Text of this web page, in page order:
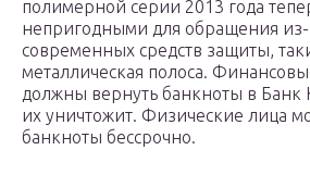
полимерной серии 2013 года
непригодными для обращения из-
современных средств защиты,
металлическая полоса.
должны вернуть банкноты в Банк
их уничтожит. Физические лица
банкноты бессрочно.